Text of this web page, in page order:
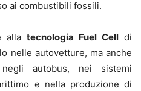
ai combustibili fossili.
alla tecnologia Fuel Cell di
nelle autovetture, ma anche
autobus, nei sistemi
e nella produzione di